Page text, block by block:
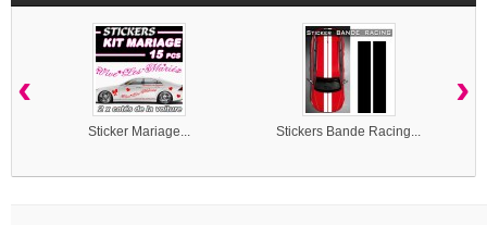
Sticker Mariage... Stickers Bande Racing...
‹ ›